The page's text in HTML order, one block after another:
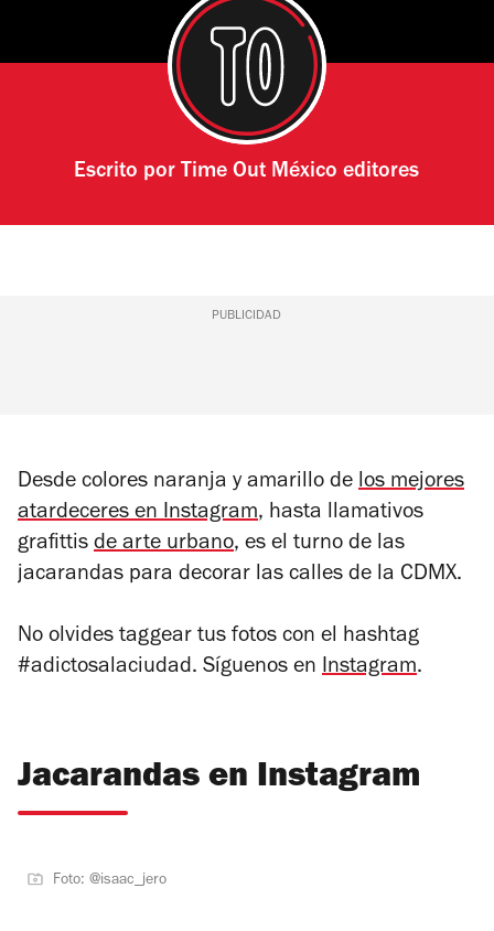
Escrito por Time Out México editores
PUBLICIDAD
Desde colores naranja y amarillo de los mejores
atardeceres en Instagram, hasta llamativos
grafittis de arte urbano, es el turno de las
jacarandas para decorar las calles de la CDMX.
No olvides taggear tus fotos con el hashtag
#adictosalaciudad. Síguenos en Instagram.
Jacarandas en Instagram
Foto: @isaac_jero